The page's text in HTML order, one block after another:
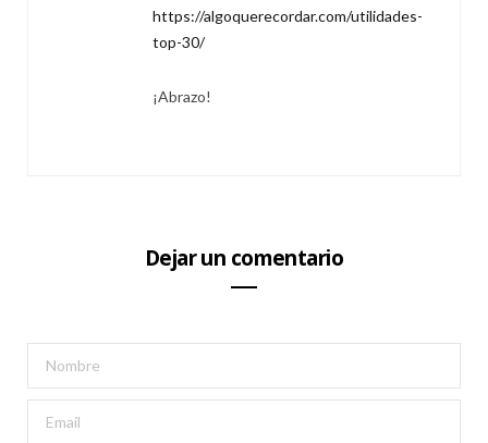
https://algoquerecordar.com/utilidades-
top-30/
¡Abrazo!
Dejar un comentario